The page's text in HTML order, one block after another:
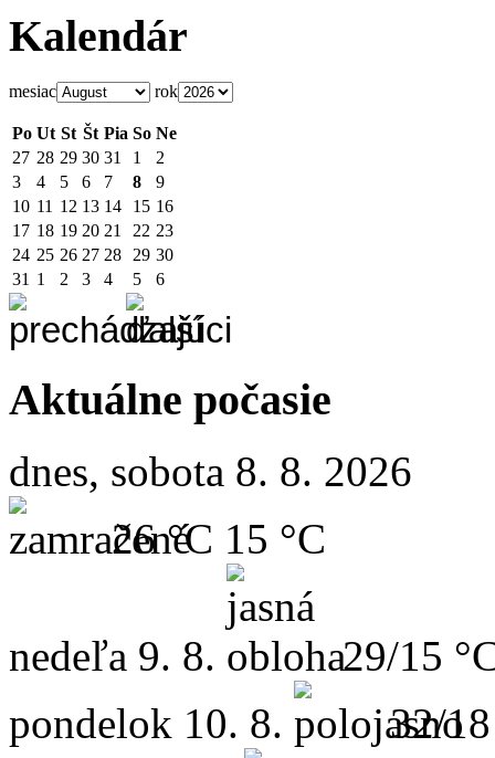
Kalendár
mesiac rok
Po Ut St Št Pia So Ne
27 28 29 30 31 1
2
3
4 5 6 7 8
9
10 11 12 13 14 15 16
17 18 19 20 21 22 23
24 25 26 27 28 29 30
31 1 2 3 4 5 6
Aktuálne počasie
dnes, sobota 8. 8. 2026
26 °C 15 °C
nedeľa 9. 8.
29/15
pondelok 10. 8. 32/